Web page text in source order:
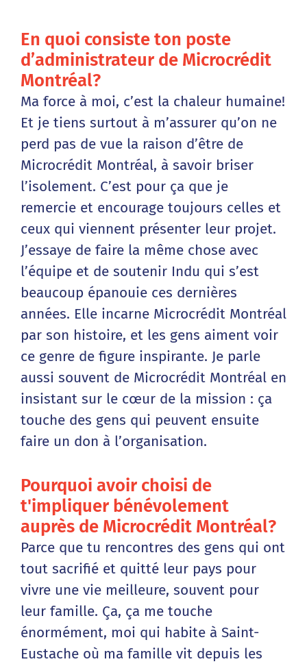
En quoi consiste ton poste
d’administrateur de Microcrédit
Montréal?
Ma force à moi, c’est la chaleur humaine!
Et je tiens surtout à m’assurer qu’on ne
perd pas de vue la raison d’être de
Microcrédit Montréal, à savoir briser
l’isolement. C’est pour ça que je
remercie et encourage toujours celles et
ceux qui viennent présenter leur projet.
J’essaye de faire la même chose avec
l’équipe et de soutenir Indu qui s’est
beaucoup épanouie ces dernières
années. Elle incarne Microcrédit Montréal
par son histoire, et les gens aiment voir
ce genre de figure inspirante. Je parle
aussi souvent de Microcrédit Montréal en
insistant sur le cœur de la mission : ça
touche des gens qui peuvent ensuite
faire un don à l’organisation.
Pourquoi avoir choisi de
t'impliquer bénévolement
auprès de Microcrédit Montréal?
Parce que tu rencontres des gens qui ont
tout sacrifié et quitté leur pays pour
vivre une vie meilleure, souvent pour
leur famille. Ça, ça me touche
énormément, moi qui habite à Saint-
Eustache où ma famille vit depuis les